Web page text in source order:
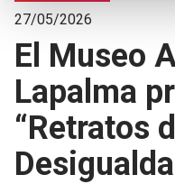
27/05/2026
El Museo
Lapalma
“Retratos